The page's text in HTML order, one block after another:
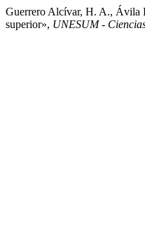
Guerrero Alcívar, H. A., Ávila
superior», UNESUM -